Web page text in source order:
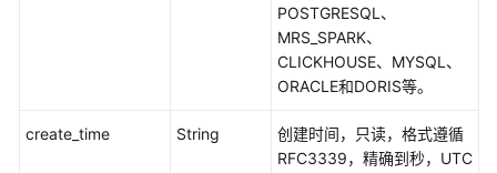
流
POSTGRESQL、
MRS_SPARK、
CLICKHOUSE、MYSQL、
ORACLE和DORIS等。
create_time String
创建时间，只读，格式遵循
RFC3339，精确到秒，UTC